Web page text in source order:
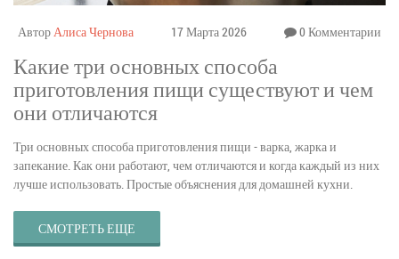
АвторАлиса Чернова 17 Марта 2026 0 Комментарии
Какие три основных способа
приготовления пищи существуют и чем
они отличаются
Три основных способа приготовления пищи - варка, жарка и
запекание. Как они работают, чем отличаются и когда каждый из них
лучше использовать. Простые объяснения для домашней кухни.
СМОТРЕТЬ ЕЩЕ